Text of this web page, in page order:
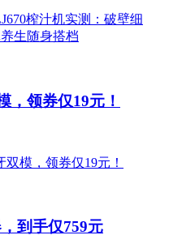
，领券仅19元！
到手仅759元